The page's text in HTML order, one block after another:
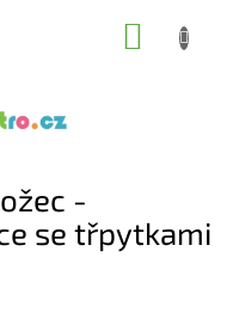
-
se třpytkami